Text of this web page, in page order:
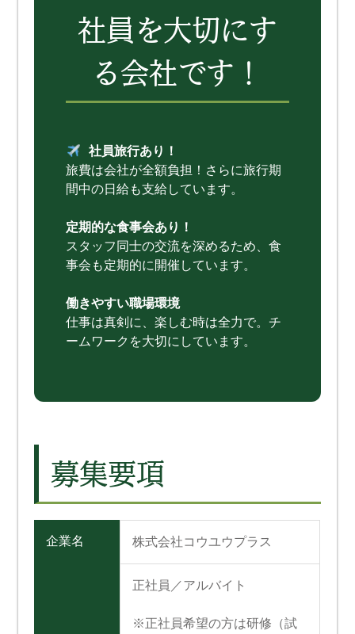
社員を大切にす
る会社です！
社員旅行あり！
旅費は会社が全額負担！さらに旅行期
間中の日給も支給しています。
定期的な食事会あり！
スタッフ同士の交流を深めるため、食
事会も定期的に開催しています。
働きやすい職場環境
仕事は真剣に、楽しむ時は全力で。チ
ームワークを大切にしています。
募集要項
企業名 株式会社コウユウプラス
正社員／アルバイト
※正社員希望の方は研修（試